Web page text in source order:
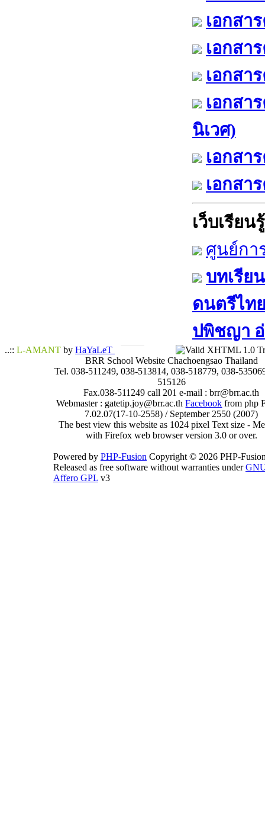
เอกสา
เอกสา
เอกสา
เอกสา
นิเวศ)
เอกสา
เอกสา
เว็บเรียนรู้
ศูนย์กา
บทเรีย
ดนตรีไท
ปพิชญา​ อ่
..:: L-AMANT by HaYaLeT
BRR School Website Chachoengsao Thailand
Tel. 038-511249, 038-513814, 038-518779, 038-
515126
Fax.038-511249 call 201 e-mail : brr@brr.ac.th
Webmaster : gatetip.joy@brr.ac.thFacebook from php
7.02.07(17-10-2558) / September 2550 (2007)
The best view this website as 1024 pixel Text size -
with Firefox web browser version 3.0 or over.
Powered by PHP-Fusion Copyright © 2026 PHP-
Released as free software without warranties under
Affero GPL v3